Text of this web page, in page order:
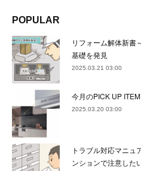
(24)
22)
(22)
(22)
(25
(23 )
(24
(21
(24)
(21
( 23)
(22 )
(23
(23
(22)
(24
( 21)
(23)
(23
(22)
(23
( 24)
(22)
(24
(24)
(23
( 21)
(22)
(21)
(27)
(22
33)
(17)
(32)
(36)
(30
34)
POPULAR
リフォーム解体新書
基礎を発見
2025.03.21 03:00
今月のPICK UP
2025.03.20 03:00
トラブル対応マニュ
ンションで注意した